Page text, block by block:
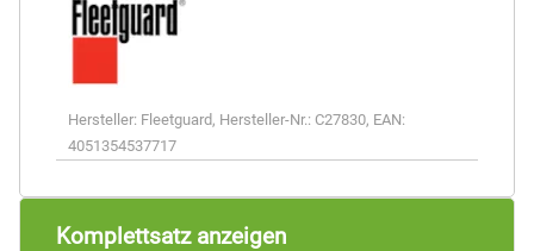
Hersteller: Fleetguard , Hersteller-Nr.: C27830, EAN:
4051354537717
Komplettsatz anzeigen